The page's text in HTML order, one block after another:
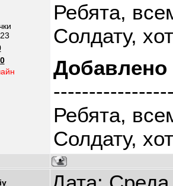
23
0
Ребята,
Солдату,
Добавлено
Ребята,
Солдату,